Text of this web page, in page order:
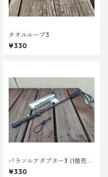
タオルループ3
¥330
パラソルアダプター3 (1個売
り)
¥330